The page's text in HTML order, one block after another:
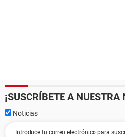
¡SUSCRÍBETE A NUESTRA
Noticias